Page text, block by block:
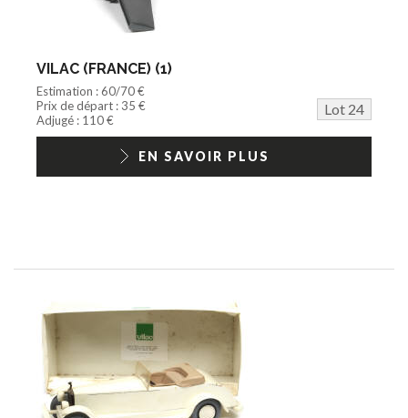
VILAC (FRANCE) (1)
Estimation : 60/70 €
Prix de départ : 35 €
Lot 24
Adjugé : 110 €
EN SAVOIR PLUS